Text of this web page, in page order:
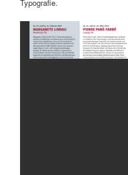
Typografie.